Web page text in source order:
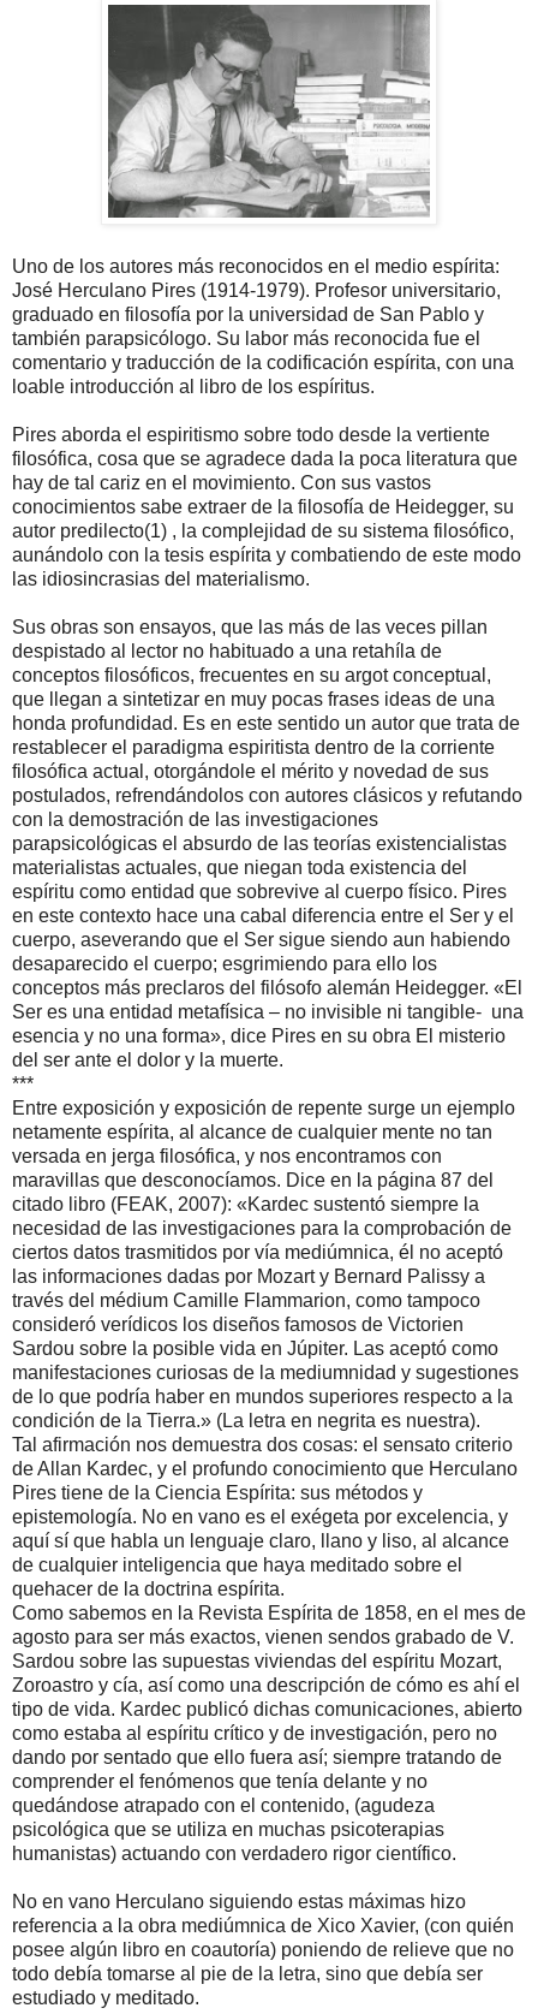
Uno de los autores más reconocidos en el medio espírita:
José Herculano Pires (1914-1979). Profesor universitario,
graduado en filosofía por la universidad de San Pablo y
también parapsicólogo. Su labor más reconocida fue el
comentario y traducción de la codificación espírita, con una
loable introducción al libro de los espíritus.
Pires aborda el espiritismo sobre todo desde la vertiente
filosófica, cosa que se agradece dada la poca literatura que
hay de tal cariz en el movimiento. Con sus vastos
conocimientos sabe extraer de la filosofía de Heidegger, su
autor predilecto(1) , la complejidad de su sistema filosófico,
aunándolo con la tesis espírita y combatiendo de este modo
las idiosincrasias del materialismo.
Sus obras son ensayos, que las más de las veces pillan
despistado al lector no habituado a una retahíla de
conceptos filosóficos, frecuentes en su argot conceptual,
que llegan a sintetizar en muy pocas frases ideas de una
honda profundidad. Es en este sentido un autor que trata de
restablecer el paradigma espiritista dentro de la corriente
filosófica actual, otorgándole el mérito y novedad de sus
postulados, refrendándolos con autores clásicos y refutando
con la demostración de las investigaciones
parapsicológicas el absurdo de las teorías existencialistas
materialistas actuales, que niegan toda existencia del
espíritu como entidad que sobrevive al cuerpo físico. Pires
en este contexto hace una cabal diferencia entre el Ser y el
cuerpo, aseverando que el Ser sigue siendo aun habiendo
desaparecido el cuerpo; esgrimiendo para ello los
conceptos más preclaros del filósofo alemán Heidegger. «El
Ser es una entidad metafísica – no invisible ni tangible- una
esencia y no una forma», dice Pires en su obra El misterio
del ser ante el dolor y la muerte.
***
Entre exposición y exposición de repente surge un ejemplo
netamente espírita, al alcance de cualquier mente no tan
versada en jerga filosófica, y nos encontramos con
maravillas que desconocíamos. Dice en la página 87 del
citado libro (FEAK, 2007): «Kardec sustentó siempre la
necesidad de las investigaciones para la comprobación de
ciertos datos trasmitidos por vía mediúmnica, él no aceptó
las informaciones dadas por Mozart y Bernard Palissy a
través del médium Camille Flammarion, como tampoco
consideró verídicos los diseños famosos de Victorien
Sardou sobre la posible vida en Júpiter. Las aceptó como
manifestaciones curiosas de la mediumnidad y sugestiones
de lo que podría haber en mundos superiores respecto a la
condición de la Tierra.» (La letra en negrita es nuestra).
Tal afirmación nos demuestra dos cosas: el sensato criterio
de Allan Kardec, y el profundo conocimiento que Herculano
Pires tiene de la Ciencia Espírita: sus métodos y
epistemología. No en vano es el exégeta por excelencia, y
aquí sí que habla un lenguaje claro, llano y liso, al alcance
de cualquier inteligencia que haya meditado sobre el
quehacer de la doctrina espírita.
Como sabemos en la Revista Espírita de 1858, en el mes de
agosto para ser más exactos, vienen sendos grabado de V.
Sardou sobre las supuestas viviendas del espíritu Mozart,
Zoroastro y cía, así como una descripción de cómo es ahí el
tipo de vida. Kardec publicó dichas comunicaciones, abierto
como estaba al espíritu crítico y de investigación, pero no
dando por sentado que ello fuera así; siempre tratando de
comprender el fenómenos que tenía delante y no
quedándose atrapado con el contenido, (agudeza
psicológica que se utiliza en muchas psicoterapias
humanistas) actuando con verdadero rigor científico.
No en vano Herculano siguiendo estas máximas hizo
referencia a la obra mediúmnica de Xico Xavier, (con quién
posee algún libro en coautoría) poniendo de relieve que no
todo debía tomarse al pie de la letra, sino que debía ser
estudiado y meditado.